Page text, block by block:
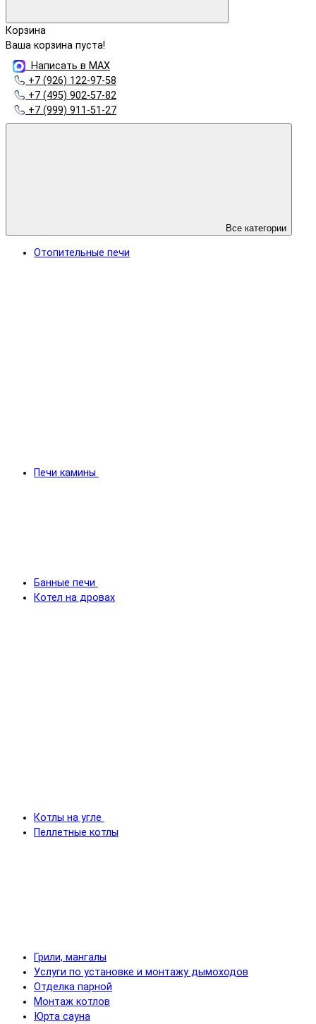
Корзина
Ваша корзина пуста!
Написать в MAX
+7 (926) 122-97-58
+7 (495) 902-57-82
+7 (999) 911-51-27
Все категории
Отопительные печи
Печи камины
Банные печи
Котел на дровах
Котлы на угле
Пеллетные котлы
Грили, мангалы
Услуги по установке и монтажу дымоходов
Отделка парной
Монтаж котлов
Юрта сауна